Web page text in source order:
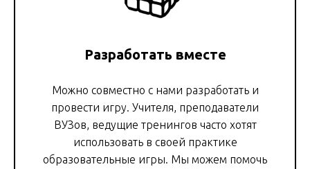
Разработать вместе
Можно совместно с нами разработать и
провести игру. Учителя, преподаватели
ВУЗов, ведущие тренингов часто хотят
использовать в своей практике
образовательные игры. Мы можем помочь